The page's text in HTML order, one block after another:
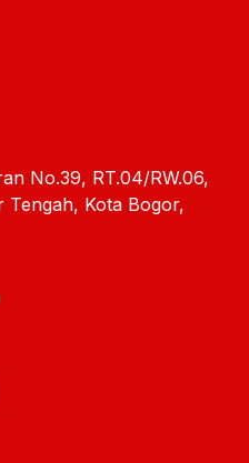
No.39, RT.04/RW.06,
Tengah, Kota Bogor,